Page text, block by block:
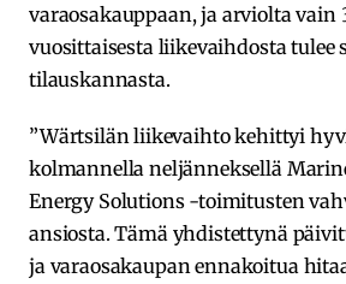
varaosakauppaan, ja arviolta vain
vuosittaisesta liikevaihdosta tulee
tilauskannasta.
”Wärtsilän liikevaihto kehittyi
kolmannella neljänneksellä
Energy Solutions -toimitusten
ansiosta. Tämä yhdistettynä
ja varaosakaupan ennakoitua